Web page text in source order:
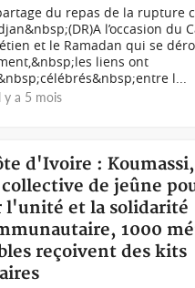
du repas de la rupture
l’occasion du
et le Ramadan qui se
liens ont
l...
y a 5 mois
d'Ivoire :
de jeûne
l'unité et la solidarité
1000
reçoivent des kits